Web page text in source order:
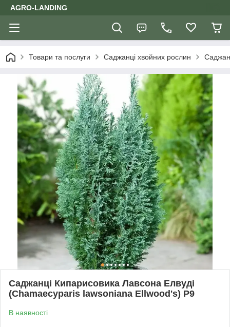
AGRO-LANDING
Товари та послуги Саджанці хвойних рослин
Саджанці Кипарисовика Лавсона Елвуді
(Chamaecyparis lawsoniana Ellwood's) Р9
В наявності